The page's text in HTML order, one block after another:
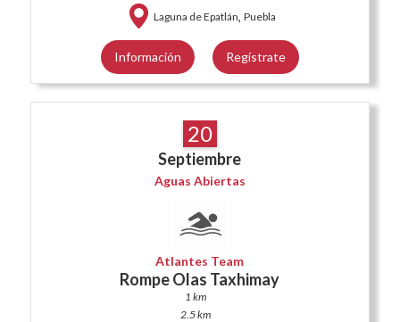
Laguna de Epatlán, Puebla
Información Regístrate
20
Septiembre
Aguas Abiertas
Atlantes Team
Rompe Olas Taxhimay
1 km
2.5 km